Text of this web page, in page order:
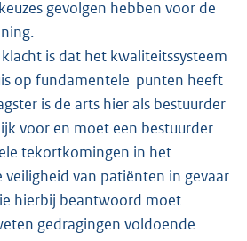
gevolgen hebben voor de
is dat het kwaliteitssysteem
op fundamentele punten heeft
is de arts hier als bestuurder
voor en moet een bestuurder
tekortkomingen in het
veiligheid van patiënten in gevaar
hierbij beantwoord moet
gedragingen voldoende